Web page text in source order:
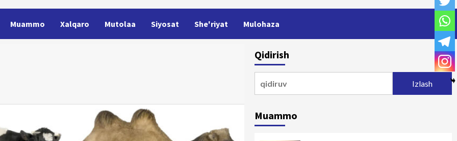
Muammo Xalqaro Mutolaa Siyosat She'riyat Mulohaza
Qidirish
Muammo